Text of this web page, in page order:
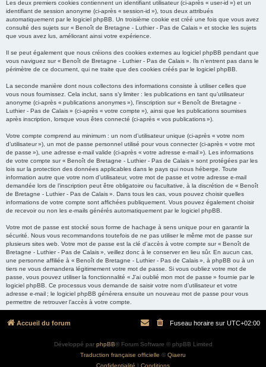
Les deux premiers cookies contiennent un identifiant utilisateur (ci-après « user-id ») et un
identifiant de session anonyme (ci-après « session-id »), tous deux attribués
automatiquement par le logiciel phpBB. Un troisième cookie est créé une fois que vous avez
consulté des sujets sur « Benoît de Bretagne - Luthier - Pas de Calais » et stocke les sujets
que vous avez lus, améliorant ainsi votre expérience.
Il se peut également que nous créions des cookies externes au logiciel phpBB pendant que
vous naviguez sur « Benoît de Bretagne - Luthier - Pas de Calais ». Ils n’entrent pas dans le
périmètre de ce document, qui ne traite que des cookies créés par le logiciel phpBB.
La seconde manière dont nous collectons des informations consiste à utiliser celles que
vous nous fournissez. Cela inclut, sans s’y limiter : les publications en tant qu’utilisateur
anonyme (ci-après « publications anonymes »), l’inscription sur « Benoît de Bretagne -
Luthier - Pas de Calais » (ci-après « votre compte »), ainsi que les publications soumises
après inscription, lorsque vous êtes connecté (ci-après « vos publications »).
Votre compte comprend au minimum : un nom d’utilisateur unique (ci-après « votre nom
d’utilisateur »), un mot de passe personnel utilisé pour vous connecter (ci-après « votre mot
de passe »), une adresse e-mail valide (ci-après « votre adresse e-mail »). Les informations
de votre compte sur « Benoît de Bretagne - Luthier - Pas de Calais » sont protégées par les
lois sur la protection des données applicables dans le pays qui nous héberge. Toute
information autre que votre nom d’utilisateur, votre mot de passe et votre adresse e-mail
demandée lors de l’inscription peut être obligatoire ou facultative, à la discrétion de « Benoît
de Bretagne - Luthier - Pas de Calais ». Dans tous les cas, vous pouvez choisir quelles
informations de votre compte sont affichées publiquement. Vous pouvez également choisir
de recevoir ou non les e-mails générés automatiquement par le logiciel phpBB.
Votre mot de passe est stocké sous forme de hachage à sens unique pour en garantir la
sécurité. Nous vous recommandons toutefois de ne pas utiliser le même mot de passe sur
plusieurs sites web. Votre mot de passe est la clé d’accès à votre compte sur « Benoît de
Bretagne - Luthier - Pas de Calais », veillez donc à le conserver en lieu sûr. En aucun cas,
une personne affiliée à « Benoît de Bretagne - Luthier - Pas de Calais », à phpBB ou à un
tiers ne vous demandera légitimement votre mot de passe. Si vous oubliez votre mot de
passe, vous pouvez utiliser la fonctionnalité « J’ai oublié mon mot de passe » fournie par le
logiciel phpBB. Ce processus vous demande de saisir votre nom d’utilisateur et votre
adresse e-mail ; le logiciel phpBB générera ensuite un nouveau mot de passe pour vous
permettre de retrouver l’accès à votre compte.
Accueil du forum Fuseau horaire sur UTC+02:00
Développé par phpBB® Forum Software © phpBB Limited
Traduction française officielle © Qiaeru
Confidentialité | Conditions